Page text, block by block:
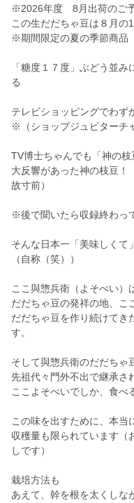
※2026年度 8月出荷のご予
この生だだちゃ豆は８月の
※期間限定の夏の季節商品
「糖度１７度」ぶどう並
る
テレビショッピングでわず
※（ショップジュピターチ
TV博士ちゃんでも「神の
大反響があった神の枝豆！
故寸前）
※後で聞いたら収録終わっ
そんな日本一「美味しくて
（自称（笑））
ここ與惣兵衛（よそべい）
だだちゃ豆の発祥の地、こ
だだちゃ豆を作り続けてき
す。
そして與惣兵衛のだだちゃ
先祖代々門外不出で継承さ
ここよそべいでしか、食べ
この味を出すために、本当
収穫量も限られています（
しです）
栽培方法も
あえて、幹を根を太くしな